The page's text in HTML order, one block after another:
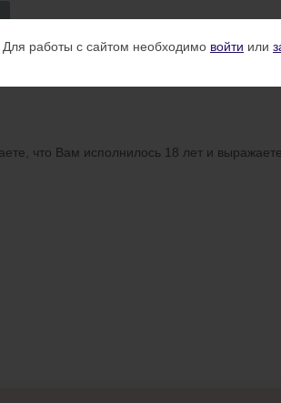
Для работы с сайтом необходимо войти или
что Вам исполнилось 18 лет и